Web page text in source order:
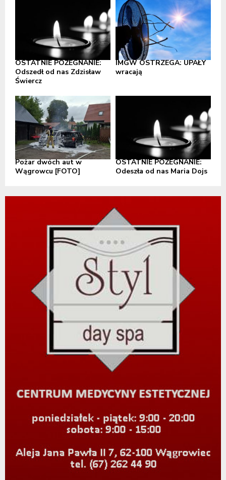
OSTATNIE POŻEGNANIE:
Odszedł od nas Zdzisław
Świercz
IMGW OSTRZEGA: UPAŁY
wracają
Pożar dwóch aut w
Wągrowcu [FOTO]
OSTATNIE POŻEGNANIE:
Odeszła od nas Maria Dojs